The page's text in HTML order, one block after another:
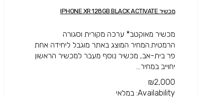
מכשיר IPHONE XR 128GB BLACK ACTIVATE
מכשיר מאוקטב* ערכה מקורית וסגורה
הרמטית.המחיר המוצג באתר מוגבל ליחידה אחת
פר בית-אב, מכשיר נוסף מעבר למכשיר הראשון
יחוייב במחיר...
₪2,000
Availability: במלאי